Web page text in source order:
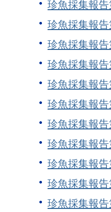
珍魚採集報
珍魚採集報
珍魚採集報
珍魚採集報
珍魚採集報
珍魚採集報
珍魚採集報
珍魚採集報
珍魚採集報
珍魚採集報
珍魚採集報